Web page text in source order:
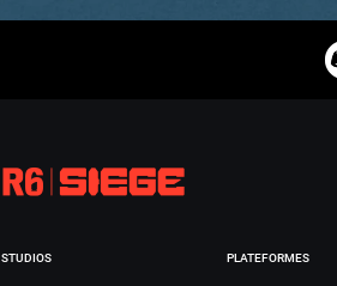
STUDIOS PLATEFORMES